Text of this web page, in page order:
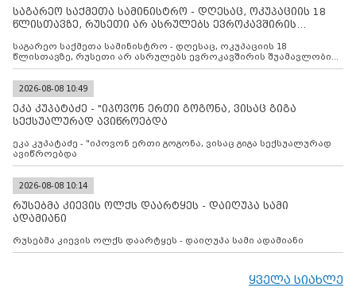
საგარეო საქმეთა სამინისტრო - დღესაც, ოკუპაციის 18
წლისთავზე, რუსეთი არ ასრულებს ევროკავშირის
საგარეო საქმეთა სამინისტრო - დღესაც, ოკუპაციის 18
წლისთავზე, რუსეთი არ ასრულებს ევროკავშირის შუამავლობით
დადებულ 2008 წლის 12 აგვისტოს ცეცხლის შეწყვეტის
კონტროლს ოკუპირებულ რეგიონებში, აგრძელებს მათი
მილიტარიზაციის პროცესს და აქტიურად დგამს ნაბიჯებს მათი
ფაქტობრივი ანექსიისკენ
2026-08-08 10:49
ეკა კუპატაძე - "იპოვონ ერთი გოგონა, ვისაც გიგა
სექსუალურად ავიწროებდა
ეკა კუპატაძე - "იპოვონ ერთი გოგონა, ვისაც გიგა სექსუალურად
ავიწროებდა
2026-08-08 10:14
რუსებმა კიევის ოლქს დაარტყეს - დაიღუპა სამი
ადამიანი
რუსებმა კიევის ოლქს დაარტყეს - დაიღუპა სამი ადამიანი
ყველა სიახლე